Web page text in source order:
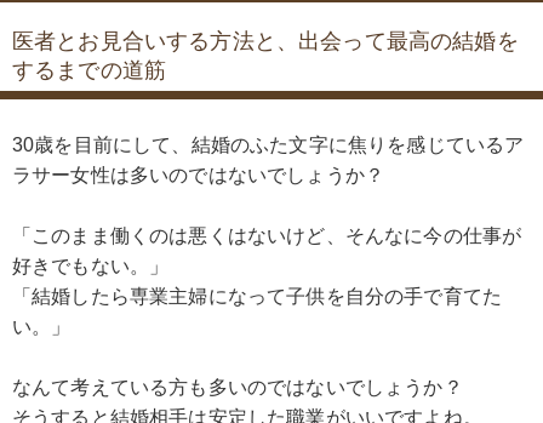
医者とお見合いする方法と、 出会って最高の結婚を
するまでの道筋
30歳を目前にして、結婚のふた文字に焦りを感じているア
ラサー女性は多いのではないでしょうか？
「このまま働くのは悪くはないけど、そんなに今の仕事が
好きでもない。」
「結婚したら専業主婦になって子供を自分の手で育てた
い。」
なんて考えている方も多いのではないでしょうか？
そうすると結婚相手は安定した職業がいいですよね。